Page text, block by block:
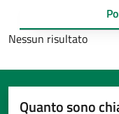
Nessun risultato
Quanto sono